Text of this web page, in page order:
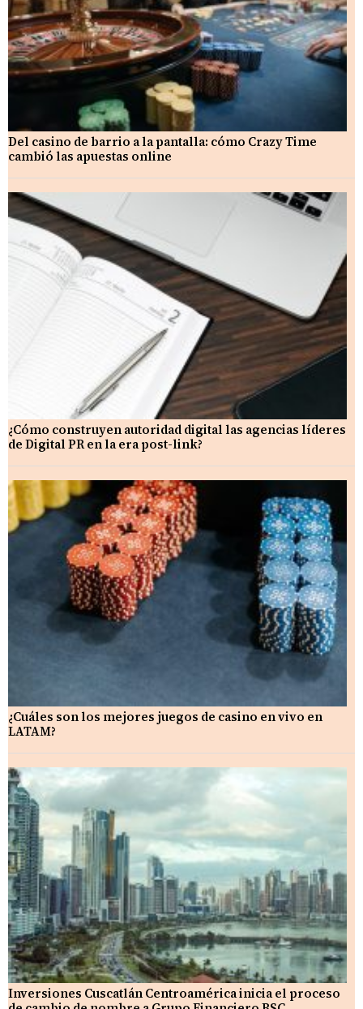
Del casino de barrio a la pantalla: cómo Crazy Time
cambió las apuestas online
¿Cómo construyen autoridad digital las agencias líderes
de Digital PR en la era post-link?
¿Cuáles son los mejores juegos de casino en vivo en
LATAM?
Inversiones Cuscatlán Centroamérica inicia el proceso